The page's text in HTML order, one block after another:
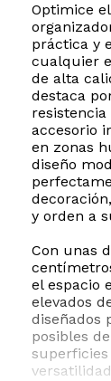
Optimice
práctica y
cualquier
de alta
destaca
accesorio
en zonas
diseño
y orden a
Con unas
el espacio
elevados
diseñados
posibles
superficies